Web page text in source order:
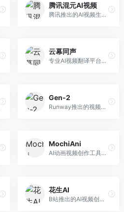
腾讯混元AI视频
腾讯推出的AI视频生成工具，基于混元大模型。面向腾讯生态用户和内容创作者，支持文生视频、视频编辑等功能，与腾讯产品生态深度整合。
云幕同声
专业AI视频翻译平台，支持视频多语言配音和字幕生成。面向跨境电商和内容出海从业者，提供视频翻译、配音、字幕生成等服务，多语言支持完善。
Gen-2
Runway推出的视频生成模型，专注于文生视频和视频风格转换。面向影视制作人和创意工作者，支持文本到视频、图像到视频等多种生成模式，视频质量专业级。
MochiAni
AI动画视频创作工具，专注于动画内容生成。面向动画创作者和二次元内容生产者，支持动画风格视频生成，动画效果流畅，适合动漫内容创作。
花生AI
B站推出的AI视频创作工具，专注于短视频内容生成。面向B站创作者，支持视频生成、视频编辑等功能，与B站平台深度整合，创作效率高。